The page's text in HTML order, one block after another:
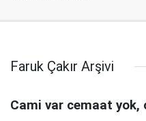
Faruk Çakır Arşivi
Cami var cemaat yok,